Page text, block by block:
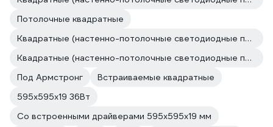
Потолочные квадратные
Квадратные (настенно-потолочные светодиодные панели)
Квадратные (настенно-потолочные светодиодные панели)
Под Армстронг
Встраиваемые квадратные
595х595х19 36Вт
Со встроенными драйверами 595х595х19 мм